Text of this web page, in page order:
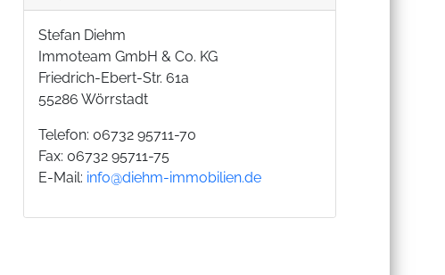
Stefan Diehm
Immoteam GmbH & Co. KG
Friedrich-Ebert-Str. 61a
55286 Wörrstadt
Telefon: 06732 95711-70
Fax: 06732 95711-75
E-Mail: info@diehm-immobilien.de